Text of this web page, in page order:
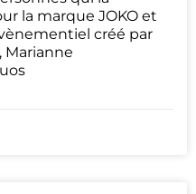
la marque JOKO et
créé par
Marianne